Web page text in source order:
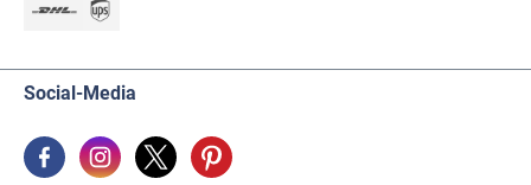
Social-Media